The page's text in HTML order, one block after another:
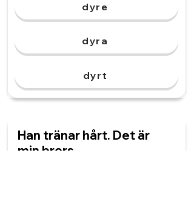
dyre
dyra
dyrt
Han tränar hårt. Det är
min brors ______